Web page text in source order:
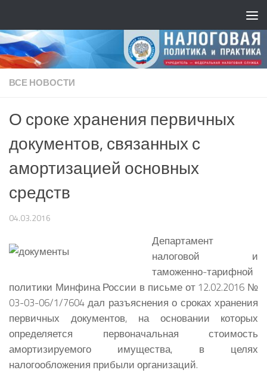
ВСЕ НОВОСТИ
О сроке хранения первичных
документов, связанных с
амортизацией основных
средств
04.03.2016
Департамент
налоговой и
таможенно-тарифной
политики Минфина России в письме от 12.02.2016 №
03-03-06/1/7604 дал разъяснения о сроках хранения
первичных документов, на основании которых
определяется первоначальная стоимость
амортизируемого имущества, в целях
налогообложения прибыли организаций.